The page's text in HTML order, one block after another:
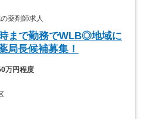
薬剤師求人
まで勤務でWLB◎地域に
局長候補募集！
万円程度